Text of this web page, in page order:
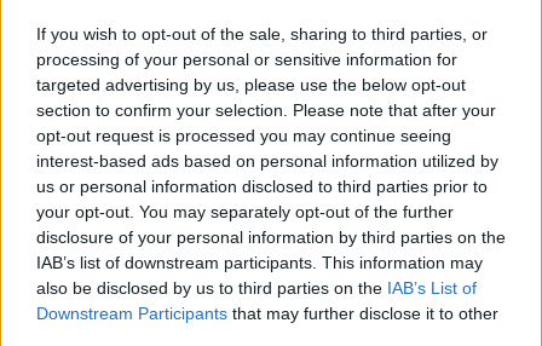
If you wish to opt-out of the sale, sharing to third parties, or
processing of your personal or sensitive information for
targeted advertising by us, please use the below opt-out
section to confirm your selection. Please note that after your
opt-out request is processed you may continue seeing
interest-based ads based on personal information utilized by
us or personal information disclosed to third parties prior to
your opt-out. You may separately opt-out of the further
disclosure of your personal information by third parties on the
IAB’s list of downstream participants. This information may
also be disclosed by us to third parties on the IAB’s List of
Downstream Participants that may further disclose it to other
Την είδηση τουθανάτουτου επιβεβαίωσε το
NBC, ενώ η οικογένειά του ανακοίνωσε πως
«έφυγε γαλήνια, ύστερα από 100 χρόνια μιας
εκπληκτικής ζωής».
video